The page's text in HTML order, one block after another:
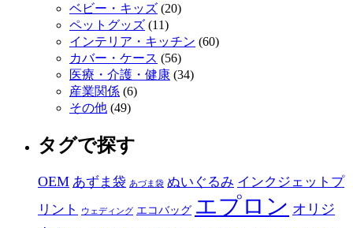
ベビー・キッズ (20)
ペットグッズ (11)
インテリア・キッチン (60)
カバー・ケース (56)
医療・介護・健康 (34)
産業関係 (6)
その他 (49)
タグで探す
OEM あずま袋 あづま袋 ぬいぐるみ インクジェットプ
リント
ウェディング エコバッグ エプロン オリジ